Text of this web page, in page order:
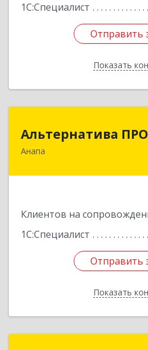
1С:Специалист
Отправить
Показать
Отправить
Назад
Альтернатива ПРО
Анапа
Клиентов на
1С:Специалист
Отправить
Показать
353450,
Отправить
Назад